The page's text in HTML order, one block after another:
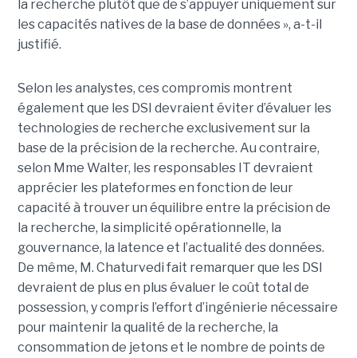
la recherche plutôt que de s’appuyer uniquement sur
les capacités natives de la base de données », a-t-il
justifié.
Selon les analystes, ces compromis montrent
également que les DSI devraient éviter d’évaluer les
technologies de recherche exclusivement sur la
base de la précision de la recherche. Au contraire,
selon Mme Walter, les responsables IT devraient
apprécier les plateformes en fonction de leur
capacité à trouver un équilibre entre la précision de
la recherche, la simplicité opérationnelle, la
gouvernance, la latence et l’actualité des données.
De même, M. Chaturvedi fait remarquer que les DSI
devraient de plus en plus évaluer le coût total de
possession, y compris l’effort d’ingénierie nécessaire
pour maintenir la qualité de la recherche, la
consommation de jetons et le nombre de points de